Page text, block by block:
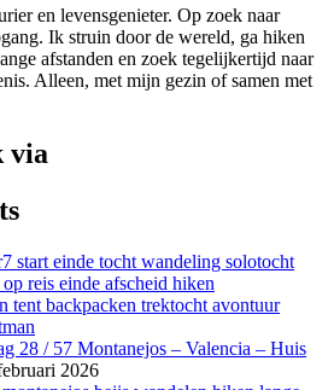
en levensgenieter. Op zoek naar
Ik struin door de wereld, ga hiken
afstanden en zoek tegelijkertijd naar
Alleen, met mijn gezin of samen met
via
28 / 57 Montanejos – Valencia – Huis
2026